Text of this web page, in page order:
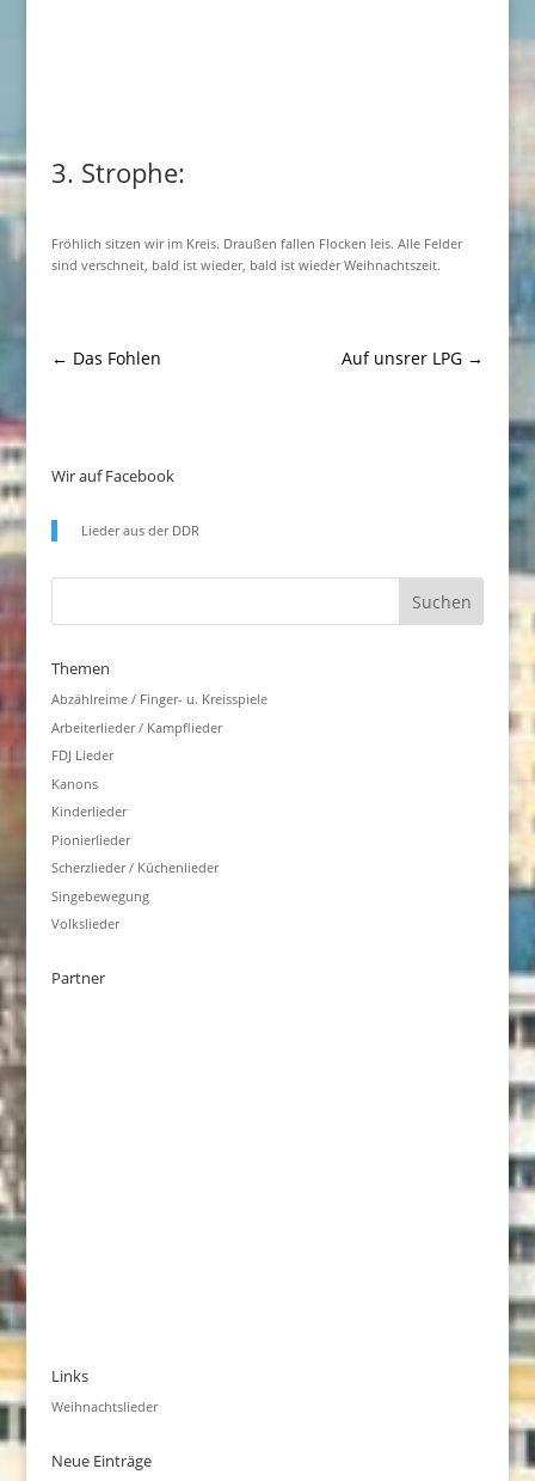
3. Strophe:
Fröhlich sitzen wir im Kreis. Draußen fallen Flocken leis. Alle Felder
sind verschneit, bald ist wieder, bald ist wieder Weihnachtszeit.
← Das Fohlen Auf unsrer LPG →
Wir auf Facebook
Lieder aus der DDR
Themen
Abzählreime / Finger- u. Kreisspiele
Arbeiterlieder / Kampflieder
FDJ Lieder
Kanons
Kinderlieder
Pionierlieder
Scherzlieder / Küchenlieder
Singebewegung
Volkslieder
Partner
Links
Weihnachtslieder
Neue Einträge